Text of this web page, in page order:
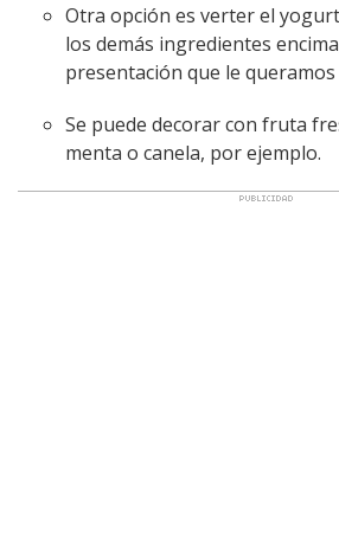
Otra opción es verter el
los demás ingredientes
presentación que le queramos
Se puede decorar con fruta
menta o canela, por ejemplo.